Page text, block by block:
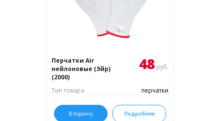
Перчатки Air
нейлоновые (Эйр)
(2000)
48 руб.
Тип товара: перчатки
В Корзину Подробнее